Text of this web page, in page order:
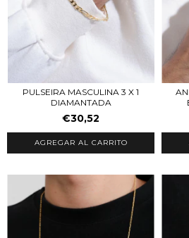
PULSEIRA MASCULINA 3 X 1
DIAMANTADA
€30,52